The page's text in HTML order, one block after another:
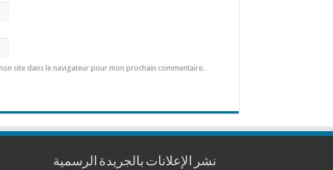
site dans le navigateur pour mon prochain commentaire.
نشر الإعلانات بالجريدة الرسمية